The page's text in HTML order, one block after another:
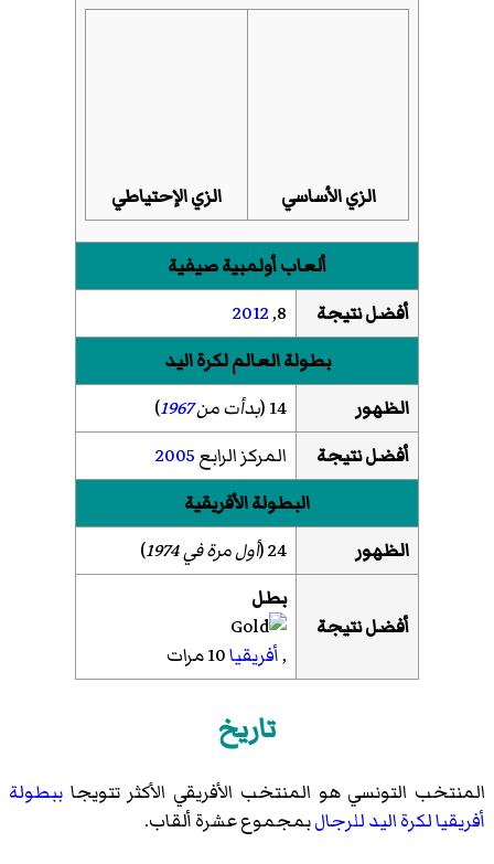
الزي الأساسي الزي الإحتياطي
ألعاب أولمبية صيفية
أفضل نتيجة
8,
2012
بطولة العالم لكرة اليد
الظهور
14 ( بدأت من1967
)
أفضل نتيجة
المركز الرابع2005
البطولة الأفريقية
الظهور
24 ( أول مرة في 1974 )
أفضل نتيجة
بطل
,أفريقيا
تاريخ
المنتخب التونسي هو المنتخب الأفريقي الأكثر تتويجا ببطولة
أفريقيا لكرة اليد للرجالبمجموع عشرة ألقاب.